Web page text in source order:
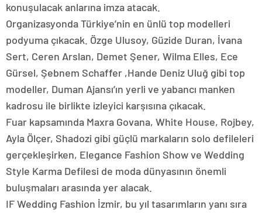
konuşulacak anlarına imza atacak.
Organizasyonda Türkiye’nin en ünlü top modelleri
podyuma çıkacak. Özge Ulusoy, Güzide Duran, İvana
Sert, Ceren Arslan, Demet Şener, Wilma Elles, Ece
Gürsel, Şebnem Schaffer ,Hande Deniz Uluğ gibi top
modeller, Duman Ajansı’ın yerli ve yabancı manken
kadrosu ile birlikte izleyici karşısına çıkacak.
Fuar kapsamında Maxra Govana, White House, Rojbey,
Ayla Ölçer, Shadozi gibi güçlü markaların solo defileleri
gerçekleşirken, Elegance Fashion Show ve Wedding
Style Karma Defilesi de moda dünyasının önemli
buluşmaları arasında yer alacak.
IF Wedding Fashion İzmir, bu yıl tasarımların yanı sıra